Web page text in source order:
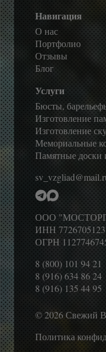
Навигация
О нас
Портфолио
Отзывы
Блог
Услуги
Бюсты,
Изготовление
Изготовление
Мемориальные
Памятные доски
ООО
ИНН 7726705123
ОГРН
8 (800) 101 94 21
8 (916) 634 86 24
8 (916) 135 44 95
© 2026 Свежий
Политика